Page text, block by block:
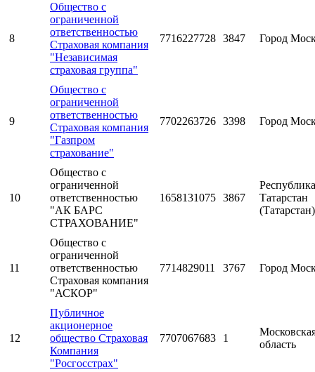
8
Общество с
ограниченной
ответственностью
Страховая компания
"Независимая
страховая группа"
7716227728 3847 Город
9
Общество с
ограниченной
ответственностью
Страховая компания
"Газпром
страхование"
7702263726 3398 Город
10
Общество с
ограниченной
ответственностью
"АК БАРС
СТРАХОВАНИЕ"
1658131075 3867
Республика
Татарстан
(Татарстан)
11
Общество с
ограниченной
ответственностью
Страховая компания
"АСКОР"
7714829011 3767 Город
12
Публичное
акционерное
общество Страховая
Компания
"Росгосстрах"
7707067683 1
область